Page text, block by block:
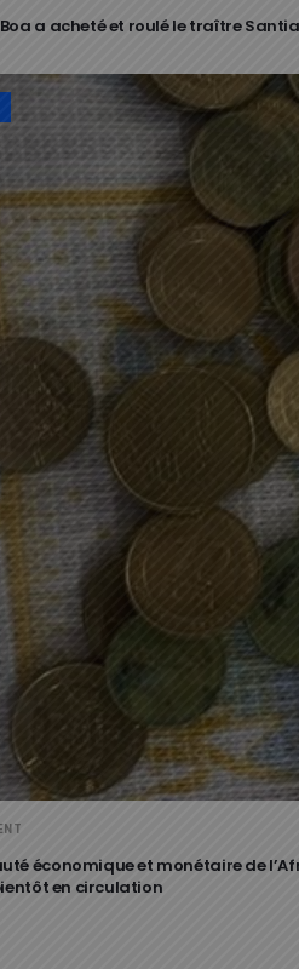
a acheté et roulé le traître
économique et monétaire de
en circulation